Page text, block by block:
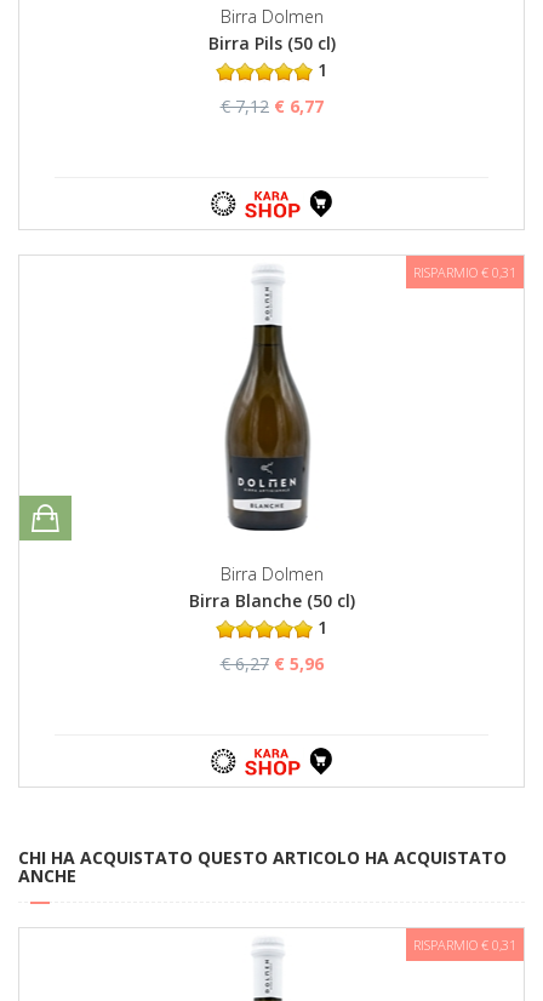
Birra Dolmen
Birra Pils (50 cl)
1
€ 7,12 € 6,77
RISPARMIO € 0,31
Birra Dolmen
Birra Blanche (50 cl)
1
€ 6,27 € 5,96
CHI HA ACQUISTATO QUESTO ARTICOLO HA ACQUISTATO
ANCHE
RISPARMIO € 0,31